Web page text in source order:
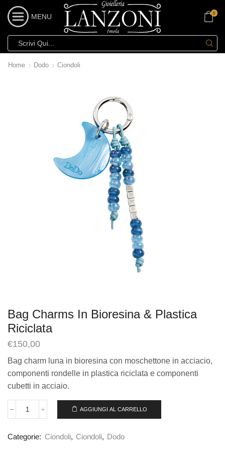
MENU 0
Home Dodo Ciondoli
Bag Charms In Bioresina & Plastica
Riciclata
€150,00
Bag charm luna in bioresina con moschettone in acciacio,
componenti rondelle in plastica riciclata e componenti
cubetti in acciaio.
AGGIUNGI AL CARRELLO
Categorie: Ciondoli, Ciondoli, Dodo